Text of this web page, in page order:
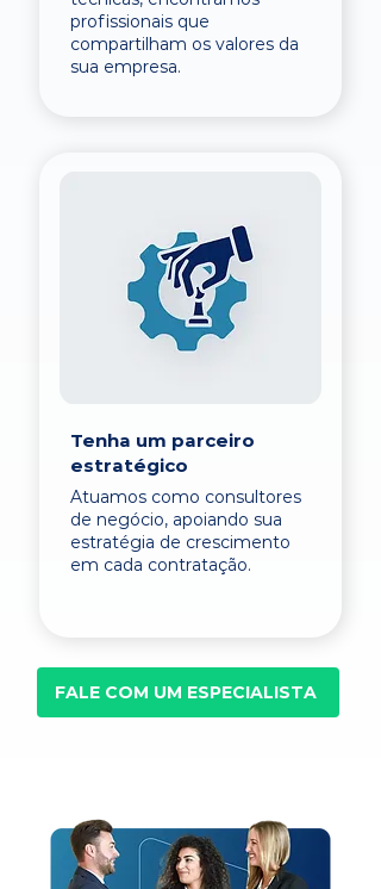
profissionais que
compartilham os valores da
sua empresa.
Tenha um parceiro
estratégico
Atuamos como consultores
de negócio, apoiando sua
estratégia de crescimento
em cada contratação.
FALE COM UM ESPECIALISTA